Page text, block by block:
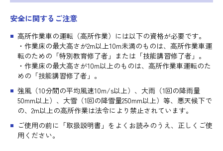
安全に関するご注意
高所作業車の運転（高所作業）には以下の資格が必要です。
・作業床の最大高さが2m以上10m未満のものは、高所作業車運
転のための「特別教育修了者」または「技能講習修了者」。
・作業床の最大高さが10m以上のものは、高所作業車運転のた
めの「技能講習修了者」。
強風（10分間の平均風速10m/s以上）、大雨（1回の降雨量
50mm以上）、大雪（1回の降雪量250mm以上）等、悪天候下で
の、2m以上の高所作業は法令により禁止されています。
ご使用の前に「取扱説明書」をよくお読みのうえ、正しくご使
用ください。